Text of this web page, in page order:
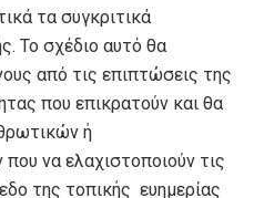
τα συγκριτικά
Το σχέδιο αυτό θα
από τις επιπτώσεις της
που επικρατούν και θα
ή
να ελαχιστοποιούν τις
της τοπικής ευημερίας